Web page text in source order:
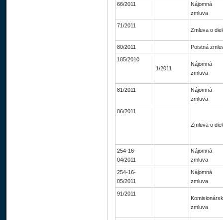
66/2011
Nájomná
zmluva
71/2011
Zmluva o
80/2011 Poistná
185/2010
1/2011
Nájomná
zmluva
81/2011
Nájomná
zmluva
86/2011
Zmluva o
254-16-
04/2011
Nájomná
zmluva
254-16-
05/2011
Nájomná
zmluva
91/2011
zmluva